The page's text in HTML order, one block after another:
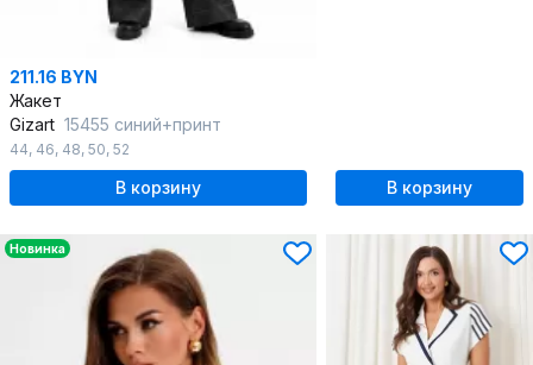
211.16 BYN
Жакет
Gizart 15455 синий+принт
44, 46, 48, 50, 52
В корзину В корзину
Новинка